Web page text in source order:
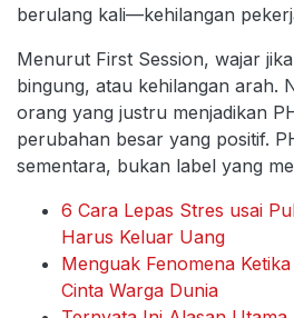
berulang kali—kehilangan
Menurut First Session, wajar
bingung, atau kehilangan arah.
orang yang justru menjadikan
perubahan besar yang positif.
sementara, bukan label yang
6 Cara Lepas Stres usai
Harus Keluar Uang
Menguak Fenomena
Cinta Warga Dunia